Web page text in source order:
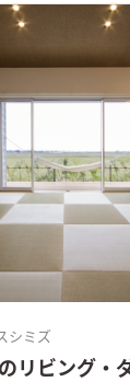
シミズ
リビング・